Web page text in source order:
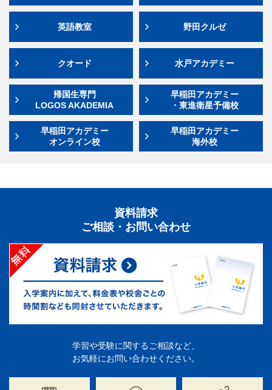
英語教室 野田クルゼ
クオード 水戸アカデミー
帰国生専門
LOGOS AKADEMIA
早稲田アカデミー
・東進衛星予備校
早稲田アカデミー
オンライン校
早稲田アカデミー
海外校
資料請求
ご相談・お問い合わせ
学習や受験に関するご相談など、
お気軽にお問い合わせください。